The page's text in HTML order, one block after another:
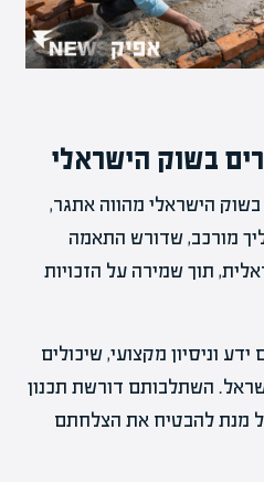
בשוק הישראלי
הישראלי מהווה אתגר,
מורכב, שדורש התאמה
תוך שמירה על הזכויות
וניסיון מקצועי, שיכולים
השתלבותם דורשת תכנון
מנת להבטיח את הצלחתם